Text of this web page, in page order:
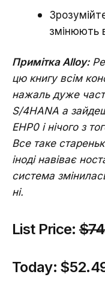
змінюють
Примітка Alloy:
цю книгу всім
нажаль дуже
S/4HANA а
EHP0 і нічого з
Все таке
іноді навіває
система
ні.
List Price:
Today: